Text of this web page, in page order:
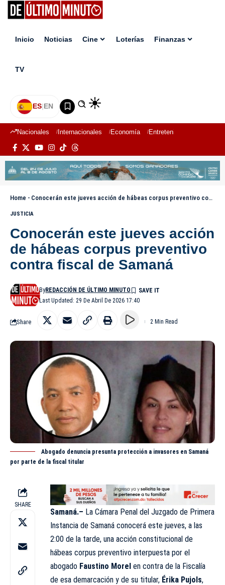
Inicio Noticias Cine Loterías Finanzas
TV
ES|EN
Nacionales Internacionales Economía Entretenimiento
Home - Conocerán este jueves acción de hábeas corpus preventivo contra fiscal de Samaná
JUSTICIA
Conocerán este jueves acción
de hábeas corpus preventivo
contra fiscal de Samaná
Last Updated: 29 De Abril De 2026 17:40
ByREDACCIÓN DE ÚLTIMO MINUTO
Share 2 Min Read
Abogado denuncia presunta protección a invasores en Samaná
por parte de la fiscal titular
SHARE
Samaná.– La Cámara Penal del Juzgado de Primera
Instancia de Samaná conocerá este jueves, a las
2:00 de la tarde, una acción constitucional de
hábeas corpus preventivo interpuesta por el
abogado Faustino Morel en contra de la Fiscalía
de esa demarcación y de su titular, Érika Pujols,